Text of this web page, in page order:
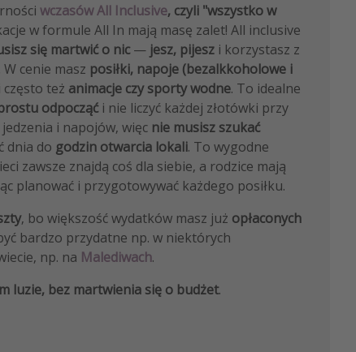
wczasów All Inclusive, czyli "wszystko w
w formule All In mają masę zalet! All inclusive
się martwić o nic— jesz, pijesz i korzystasz z
cenie masz posiłki, napoje (bezalkkoholowe i
i często też animacje czy sporty wodne. To idealne
odpocząći nie liczyć każdej złotówki przy
i napojów, więc nie musisz szukać
dnia do godzin otwarcia lokali. To wygodne
zawsze znajdą coś dla siebie, a rodzice mają
planować i przygotowywać każdego posiłku.
, bo większość wydatków masz już opłaconych
bardzo przydatne np. w niektórych
np. na Malediwach.
luzie, bez martwienia się o budżet.